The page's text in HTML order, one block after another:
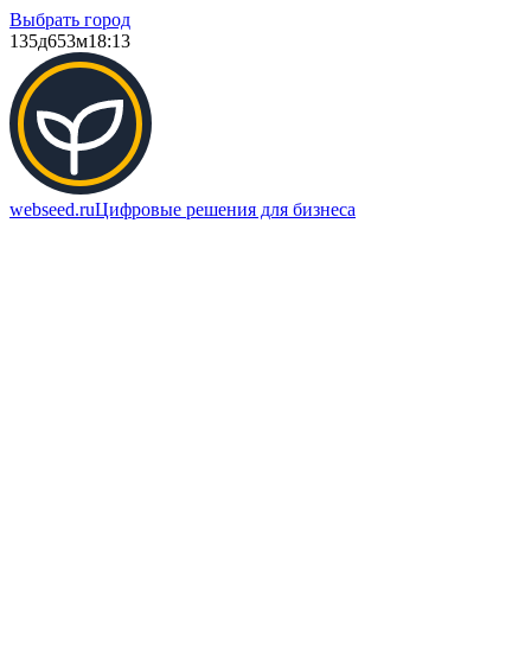
Выбрать город
135д653м18:13
webseed.ruЦифровые решения для бизнеса